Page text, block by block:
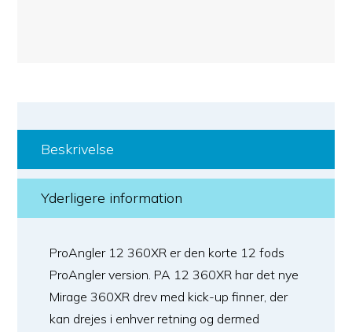
Beskrivelse
Yderligere information
ProAngler 12 360XR er den korte 12 fods
ProAngler version. PA 12 360XR har det nye
Mirage 360XR drev med kick-up finner, der
kan drejes i enhver retning og dermed